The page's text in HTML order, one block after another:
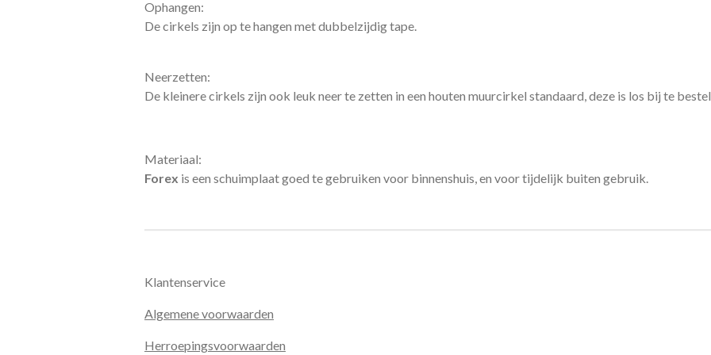
Ophangen:
De cirkels zijn op te hangen met dubbelzijdig tape.
Neerzetten:
De kleinere cirkels zijn ook leuk neer te zetten in een houten muurcirkel standaard, deze is los bij te
Materiaal:
Forex is een schuimplaat goed te gebruiken voor binnenshuis, en voor tijdelijk buiten gebruik.
Klantenservice
Algemene voorwaarden
Herroepingsvoorwaarden